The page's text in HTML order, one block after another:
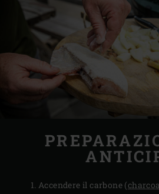
Accendere il carbone (